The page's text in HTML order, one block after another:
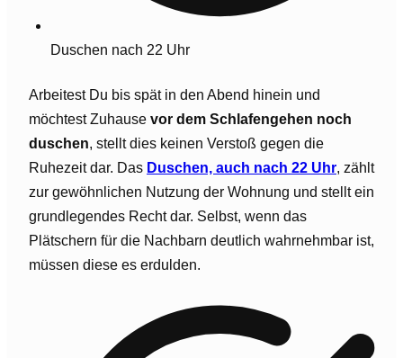
Duschen nach 22 Uhr
Arbeitest Du bis spät in den Abend hinein und
möchtest Zuhause vor dem Schlafengehen noch
duschen, stellt dies keinen Verstoß gegen die
Ruhezeit dar. Das Duschen, auch nach 22 Uhr, zählt
zur gewöhnlichen Nutzung der Wohnung und stellt ein
grundlegendes Recht dar. Selbst, wenn das
Plätschern für die Nachbarn deutlich wahrnehmbar ist,
müssen diese es erdulden.